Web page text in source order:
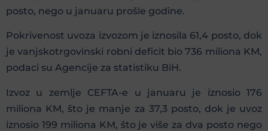
posto, nego u januaru prošle godine.
Pokrivenost uvoza izvozom je iznosila 61,4 posto, dok
je vanjskotrgovinski robni deficit bio 736 miliona KM,
podaci su Agencije za statistiku BiH.
Izvoz u zemlje CEFTA-e u januaru je iznosio 176
miliona KM, što je manje za 37,3 posto, dok je uvoz
iznosio 199 miliona KM, što je više za dva posto nego